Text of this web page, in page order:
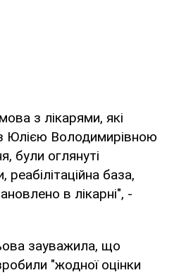
з лікарями, які
Юлією Володимирівною
були оглянуті
реабілітаційна база,
в лікарні", -
зауважила, що
"жодної оцінки